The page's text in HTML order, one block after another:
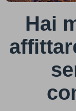
Hai